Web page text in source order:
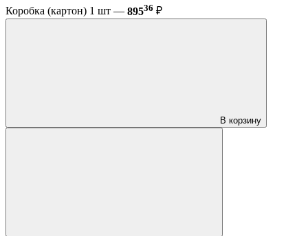
Коробка (картон) 1 шт — 89536 ₽
В корзину